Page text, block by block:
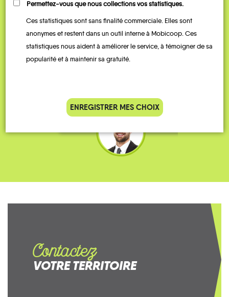
Je vais bosser en train, mais le
parking de la gare est toujours
complet alors j’ai testé Rezo
Pouce. Comme ça marche
Contactez
VOTRE TERRITOIRE
Permettez-vous que nous collections vos statistiques.
Ces statistiques sont sans finalité commerciale. Elles sont
anonymes et restent dans un outil interne à Mobicoop. Ces
statistiques nous aident à améliorer le service, à témoigner de sa
popularité et à maintenir sa gratuité.
ENREGISTRER MES CHOIX